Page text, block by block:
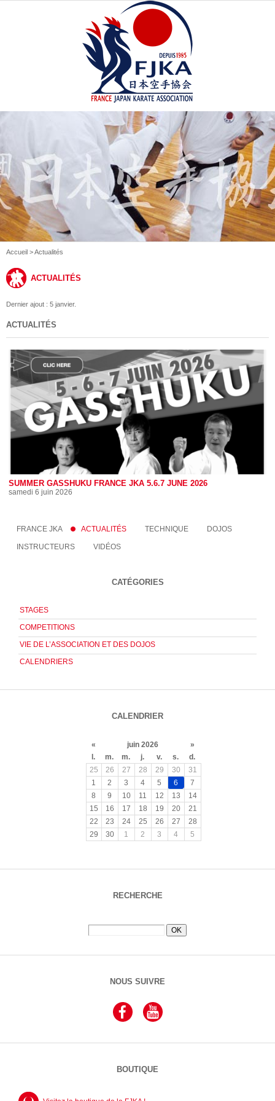
Accueil > Actualités
ACTUALITÉS
Dernier ajout : 5 janvier.
ACTUALITÉS
SUMMER GASSHUKU FRANCE JKA 5.6.7 JUNE 2026
samedi 6 juin 2026
FRANCE JKA ACTUALITÉS TECHNIQUE DOJOS
INSTRUCTEURS VIDÉOS
CATÉGORIES
STAGES
COMPETITIONS
VIE DE L’ASSOCIATION ET DES DOJOS
CALENDRIERS
CALENDRIER
« juin 2026
»
l.
m. m. j. v. s.
d.
25
26 27 28 29 30
31
1
2 3 4 5 6
7
8
9 10 11 12 13
14
15
16 17 18 19 20
21
22
23 24 25 26 27
28
29
30 1 2 3 4 5
RECHERCHE
NOUS SUIVRE
BOUTIQUE